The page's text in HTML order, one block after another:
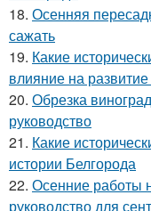
18. Осенняя
сажать
19. Какие
влияние на
20. Обрезка
руководство
21. Какие
истории Белгорода
22. Осенние работы
руководство для